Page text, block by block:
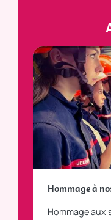
Hommage à
Hommage aux